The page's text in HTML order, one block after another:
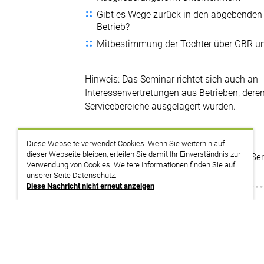
Diese Webseite verwendet Cookies. Wenn Sie weiterhin auf
dieser Webseite bleiben, erteilen Sie damit Ihr Einverständnis zur
Verwendung von Cookies. Weitere Informationen finden Sie auf
unserer Seite Datenschutz.
Diese Nachricht nicht erneut anzeigen
Gibt es Wege zurück in den abgebenden
Betrieb?
Mitbestimmung der Töchter über GBR
Hinweis: Das Seminar richtet sich auch an
Interessenvertretungen aus Betrieben, deren
Servicebereiche ausgelagert wurden.
Themenplan
Erfolgreich mitbestimmen in Krankenhaus-
Ohne uns läuft im Krankenhaus nichts!